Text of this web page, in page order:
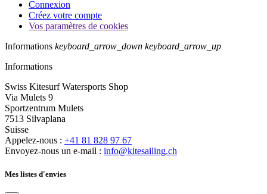
Connexion
Créez votre compte
Vos paramètres de cookies
Informations keyboard_arrow_down keyboard_arrow_up
Informations
Swiss Kitesurf Watersports Shop
Via Mulets 9
Sportzentrum Mulets
7513 Silvaplana
Suisse
Appelez-nous : +41 81 828 97 67
Envoyez-nous un e-mail : info@kitesailing.ch
Mes listes d'envies